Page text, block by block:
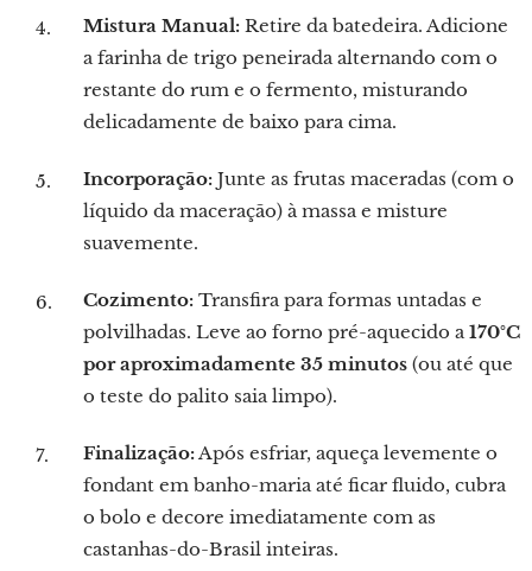
Mistura Manual: Retire da batedeira. Adicione
a farinha de trigo peneirada alternando com o
restante do rum e o fermento, misturando
delicadamente de baixo para cima.
Incorporação: Junte as frutas maceradas (com o
líquido da maceração) à massa e misture
suavemente.
Cozimento: Transfira para formas untadas e
polvilhadas. Leve ao forno pré-aquecido a170°C
por aproximadamente 35 minutos (ou até que
o teste do palito saia limpo).
Finalização:Após esfriar, aqueça levemente o
fondant em banho-maria até ficar fluido, cubra
o bolo e decore imediatamente com as
castanhas-do-Brasil inteiras.